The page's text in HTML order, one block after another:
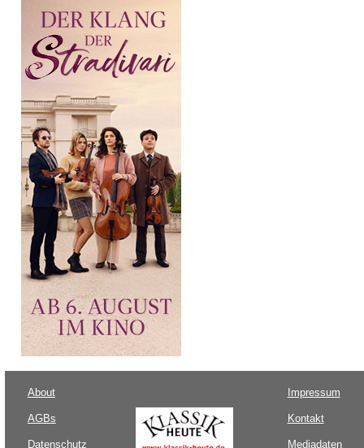
About
AGBs
Datenschutz
Impressum
Kontakt
Mediadaten